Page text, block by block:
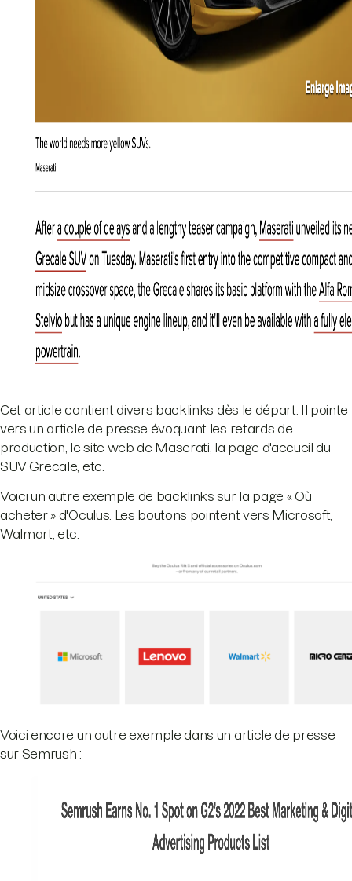
Cet article contient divers backlinks dès le départ. Il pointe
vers un article de presse évoquant les retards de
production, le site web de Maserati, la page d'accueil du
SUV Grecale, etc.
Voici un autre exemple de backlinks sur la page « Où
acheter » d'Oculus. Les boutons pointent vers Microsoft,
Walmart, etc.
Voici encore un autre exemple dans un article de presse
sur Semrush :